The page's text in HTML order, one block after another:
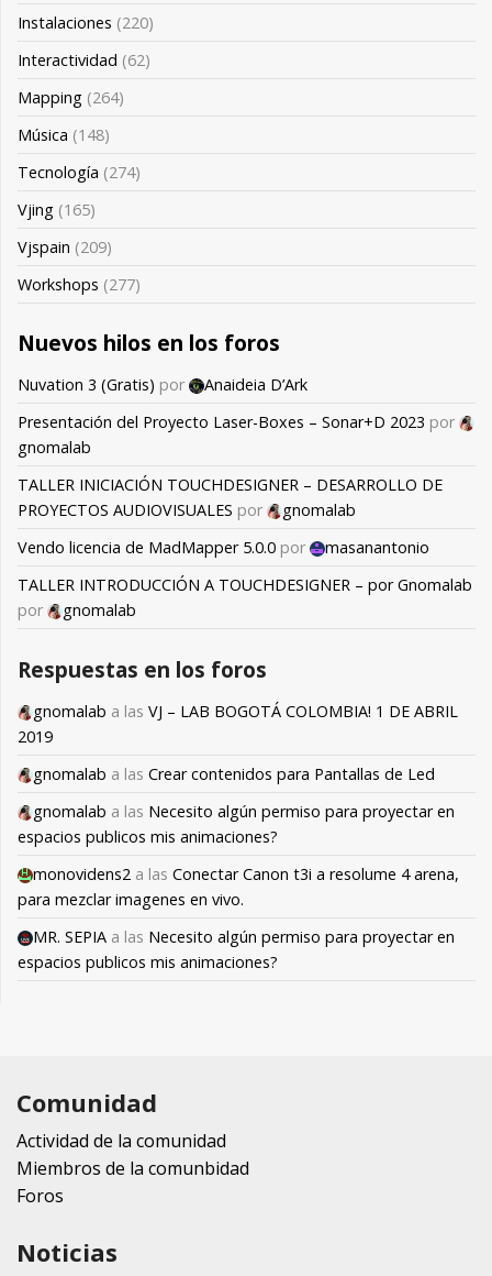
Instalaciones (220)
Interactividad (62)
Mapping (264)
Música (148)
Tecnología (274)
Vjing (165)
Vjspain (209)
Workshops (277)
Nuevos hilos en los foros
Nuvation 3 (Gratis) por
Anaideia D’Ark
Presentación del Proyecto Laser-Boxes – Sonar+D 2023 por
gnomalab
TALLER INICIACIÓN TOUCHDESIGNER – DESARROLLO DE
PROYECTOS AUDIOVISUALES por
gnomalab
Vendo licencia de MadMapper 5.0.0 por
masanantonio
TALLER INTRODUCCIÓN A TOUCHDESIGNER – por Gnomalab
por
gnomalab
Respuestas en los foros
gnomalab a las VJ – LAB BOGOTÁ COLOMBIA! 1 DE ABRIL
2019
gnomalab a las Crear contenidos para Pantallas de Led
gnomalab a las Necesito algún permiso para proyectar en
espacios publicos mis animaciones?
monovidens2 a las Conectar Canon t3i a resolume 4 arena,
para mezclar imagenes en vivo.
MR. SEPIA a las Necesito algún permiso para proyectar en
espacios publicos mis animaciones?
Comunidad
Actividad de la comunidad
Miembros de la comunbidad
Foros
Noticias